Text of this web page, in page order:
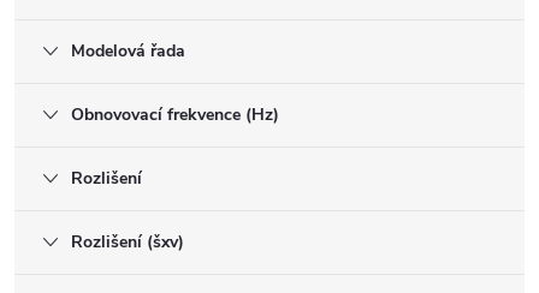
Modelová řada
Obnovovací frekvence (Hz)
Rozlišení
Rozlišení (šxv)